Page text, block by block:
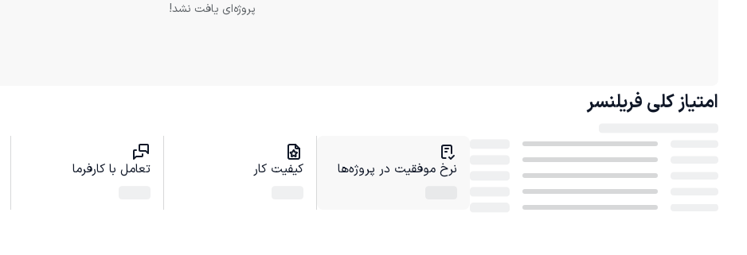
پروژه‌ای یافت نشد!
امتیاز کلی فریلنسر
نرخ موفقیت در پروژه‌ها کیفیت کار تعامل با کارفرما